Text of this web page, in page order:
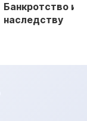
Банкротство и
наследству